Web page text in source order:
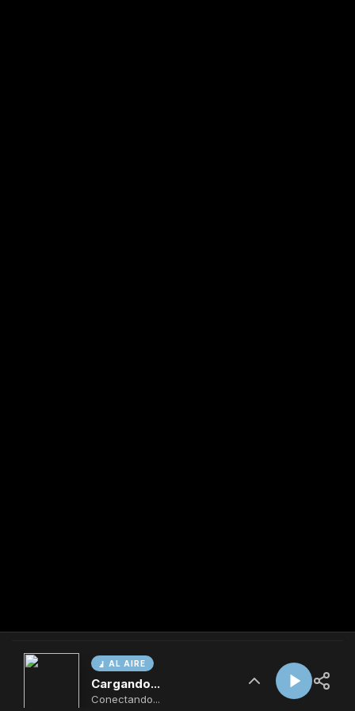
AL AIRE
Cargando...
Conectando...